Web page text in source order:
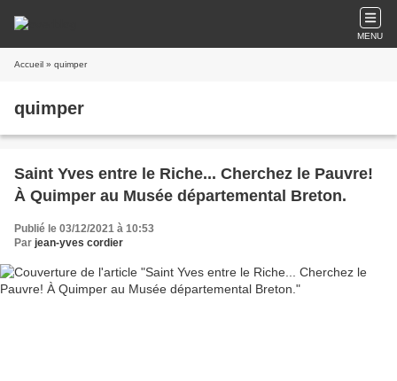
MENU
Accueil » quimper
quimper
Saint Yves entre le Riche... Cherchez le Pauvre!
À Quimper au Musée départemental Breton.
Publié le 03/12/2021 à 10:53
Par jean-yves cordier